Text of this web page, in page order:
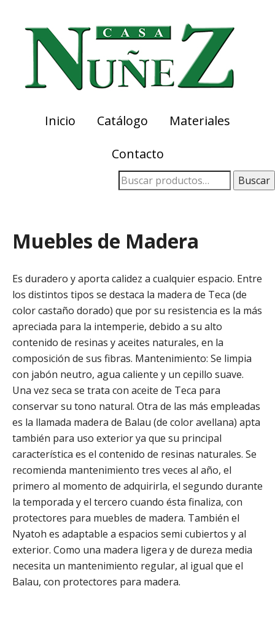
navigation
Inicio Catálogo
Materiales
Contacto
Buscar
Muebles de Madera
Es duradero y aporta calidez a cualquier espacio. Entre
los distintos tipos se destaca la madera de Teca (de
color castaño dorado) que por su resistencia es la más
apreciada para la intemperie, debido a su alto
contenido de resinas y aceites naturales, en la
composición de sus fibras. Mantenimiento: Se limpia
con jabón neutro, agua caliente y un cepillo suave.
Una vez seca se trata con aceite de Teca para
conservar su tono natural. Otra de las más empleadas
es la llamada madera de Balau (de color avellana) apta
también para uso exterior ya que su principal
característica es el contenido de resinas naturales. Se
recomienda mantenimiento tres veces al año, el
primero al momento de adquirirla, el segundo durante
la temporada y el tercero cuando ésta finaliza, con
protectores para muebles de madera. También el
Nyatoh es adaptable a espacios semi cubiertos y al
exterior. Como una madera ligera y de dureza media
necesita un mantenimiento regular, al igual que el
Balau, con protectores para madera.